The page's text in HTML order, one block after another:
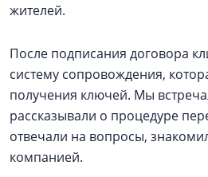
жителей.
После подписания договора
систему сопровождения,
получения ключей. Мы
рассказывали о процедуре
отвечали на вопросы,
компанией.